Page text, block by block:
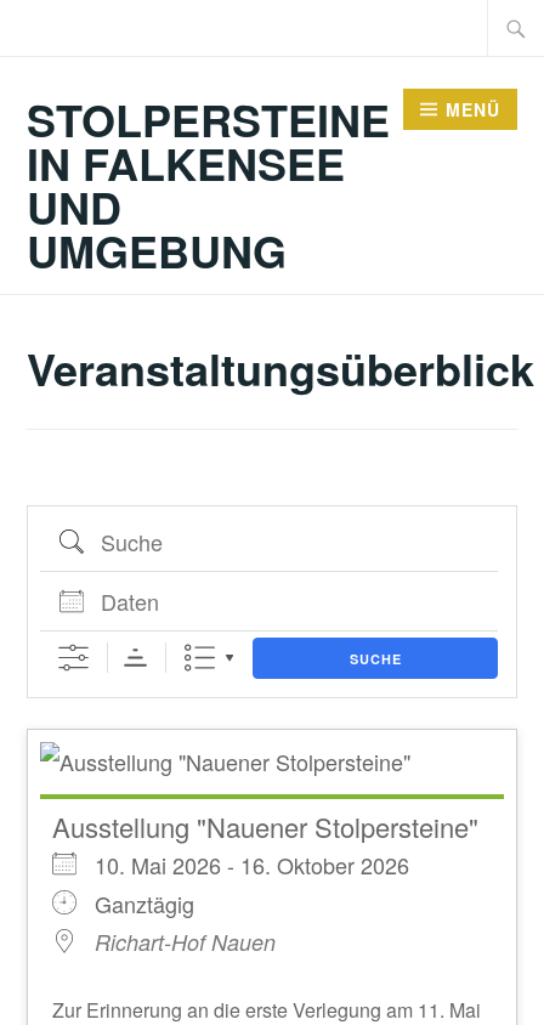
Suche
STOLPERSTEINE
IN FALKENSEE
UND
UMGEBUNG
MENÜ
Veranstaltungsüberblick
Suche
Daten
SUCHE
Ausstellung "Nauener Stolpersteine"
10. Mai 2026 - 16. Oktober 2026
Ganztägig
Richart-Hof Nauen
Zur Erinnerung an die erste Verlegung am 11. Mai